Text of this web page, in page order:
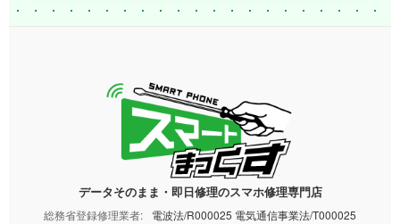
データそのまま・即日修理のスマホ修理専門店
総務省登録修理業者:
電波法/R000025 電気通信事業法/T000025